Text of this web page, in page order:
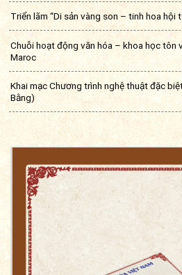
Triển lãm “Di sản vàng son – tinh hoa
Chuỗi hoạt động văn hóa – khoa học tôn
Maroc
Khai mạc Chương trình nghệ thuật đặc
Bằng)